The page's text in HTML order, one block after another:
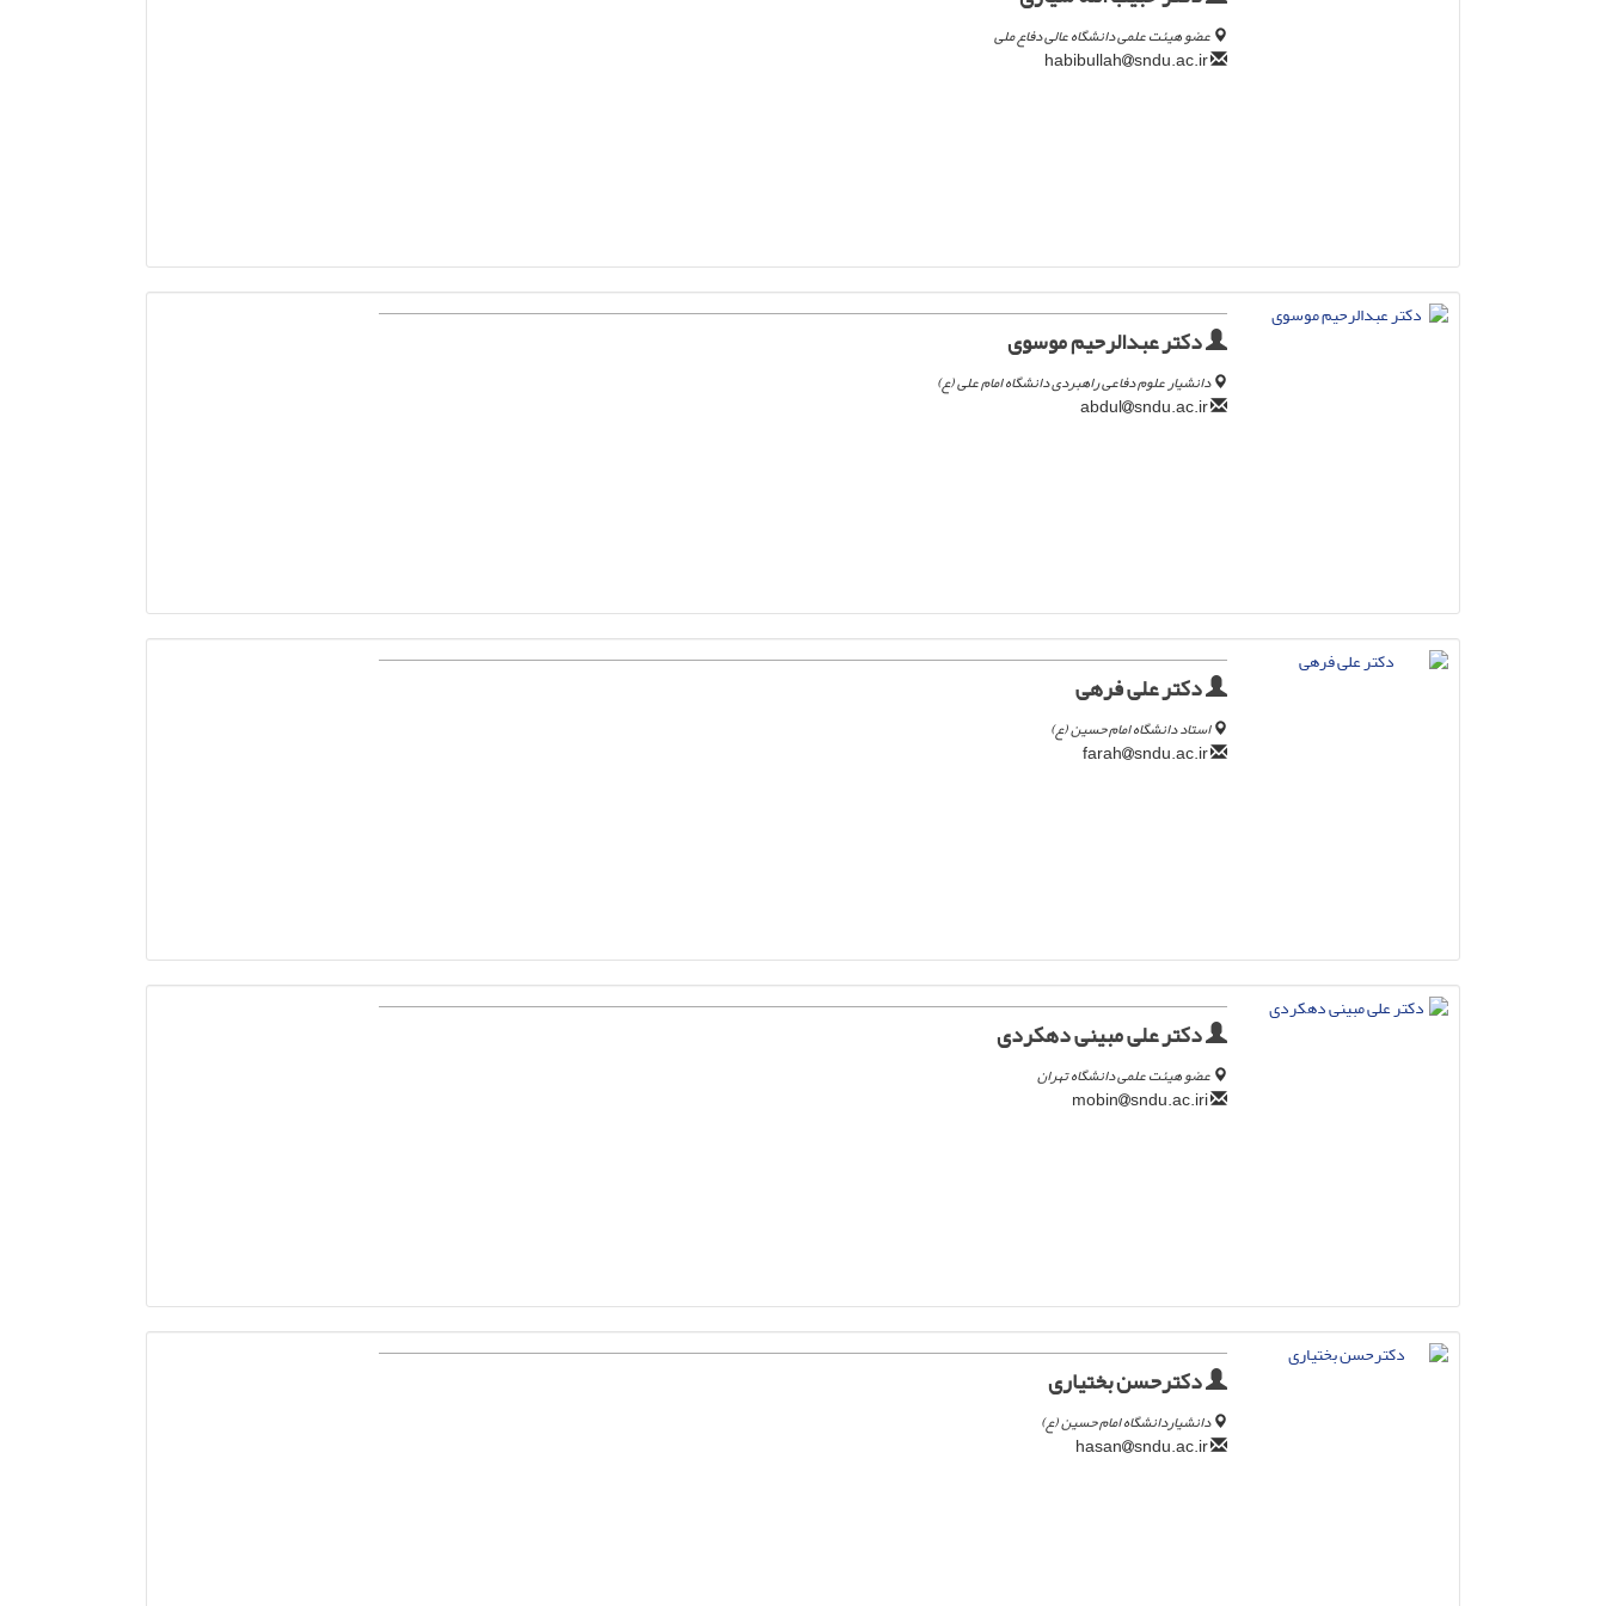
عضو هیئت علمی دانشگاه عالی دفاع ملی
sndu.ac.ir
دکتر عبدالرحیم موسوی
دانشیار علوم دفاعی راهبردی دانشگاه امام علی (ع)
sndu.ac.ir
دکتر علی فرهی
استاد دانشگاه امام حسین (ع)
sndu.ac.ir
دکتر علی مبینی دهکردی
عضو هیئت علمی دانشگاه تهران
sndu.ac.iri
دکترحسن بختیاری
دانشیاردانشگاه امام حسین (ع)
sndu.ac.ir